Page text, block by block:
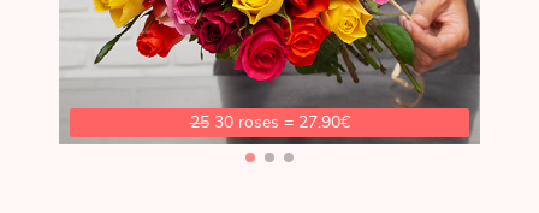
2530 roses = 27.90€